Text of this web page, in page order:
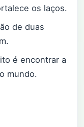
os laços.
de duas
é encontrar a
mundo.